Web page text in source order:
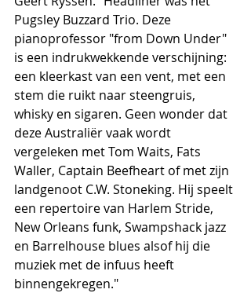
Pugsley Buzzard Trio. Deze
pianoprofessor "from Down Under"
is een indrukwekkende verschijning:
een kleerkast van een vent, met een
stem die ruikt naar steengruis,
whisky en sigaren. Geen wonder dat
deze Australiër vaak wordt
vergeleken met Tom Waits, Fats
Waller, Captain Beefheart of met zijn
landgenoot C.W. Stoneking. Hij speelt
een repertoire van Harlem Stride,
New Orleans funk, Swampshack jazz
en Barrelhouse blues alsof hij die
muziek met de infuus heeft
binnengekregen."